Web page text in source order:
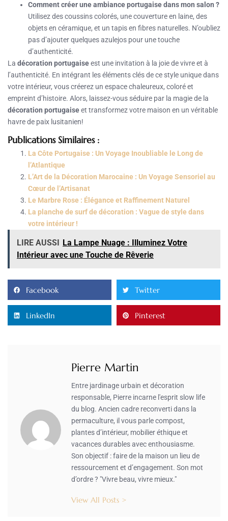
Comment créer une ambiance portugaise dans mon salon ?
Utilisez des coussins colorés, une couverture en laine, des
objets en céramique, et un tapis en fibres naturelles. N’oubliez
pas d’ajouter quelques azulejos pour une touche
d’authenticité.
La décoration portugaiseest une invitation à la joie de vivre et à
l’authenticité. En intégrant les éléments clés de ce style unique dans
votre intérieur, vous créerez un espace chaleureux, coloré et
empreint d’histoire. Alors, laissez-vous séduire par la magie de la
décoration portugaiseet transformez votre maison en un véritable
havre de paix lusitanien!
Publications Similaires :
La Côte Portugaise : Un Voyage Inoubliable le Long de
l’Atlantique
L’Art de la Décoration Marocaine : Un Voyage Sensoriel au
Cœur de l’Artisanat
Le Marbre Rose : Élégance et Raffinement Naturel
La planche de surf de décoration : Vague de style dans
votre intérieur !
LIRE AUSSI
La Lampe Nuage : Illuminez Votre
Intérieur avec une Touche de Rêverie
Facebook Twitter
LinkedIn Pinterest
Pierre Martin
Entre jardinage urbain et décoration
responsable, Pierre incarne l'esprit slow life
du blog. Ancien cadre reconverti dans la
permaculture, il vous parle compost,
plantes d’intérieur, mobilier éthique et
vacances durables avec enthousiasme.
Son objectif : faire de la maison un lieu de
ressourcement et d’engagement. Son mot
d’ordre ? "Vivre beau, vivre mieux."
View All Posts >